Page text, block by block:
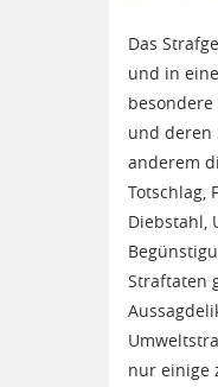
Das
und in
und deren
anderem
Totschlag,
Diebstahl,
Straftaten
nur einige